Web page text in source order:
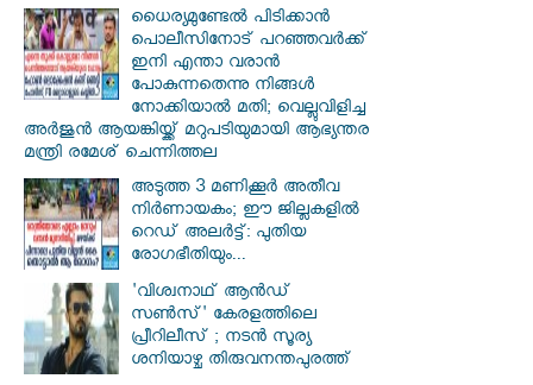
ധൈര്യമുണ്ടേൽ പിടിക്കാൻ
പൊലീസിനോട് പറഞ്ഞവർക്ക്
ഇനി എന്താ വരാൻ
പോകുന്നതെന്നു നിങ്ങൾ
നോക്കിയാൽ മതി; വെല്ലുവിളിച്ച
അർജുൻ ആയങ്കിയ്ക്ക് മറുപടിയുമായി ആഭ്യന്തര
മന്ത്രി രമേശ് ചെന്നിത്തല
അടുത്ത 3 മണിക്കൂർ അതീവ
നിർണായകം; ഈ ജില്ലകളിൽ
റെഡ് അലർട്ട്: പുതിയ
രോഗഭീതിയും...
'വിശ്വനാഥ് ആന്‍ഡ്
സണ്‍സ്' കേരളത്തിലെ
പ്രീറിലീസ് ; നടന്‍ സൂര്യ
ശനിയാഴ്ച തിരുവനന്തപുരത്ത്